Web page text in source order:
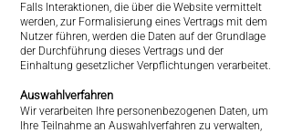
Falls Interaktionen, die über die Website vermittelt
werden, zur Formalisierung eines Vertrags mit dem
Nutzer führen, werden die Daten auf der Grundlage
der Durchführung dieses Vertrags und der
Einhaltung gesetzlicher Verpflichtungen verarbeitet.
Auswahlverfahren
Wir verarbeiten Ihre personenbezogenen Daten, um
Ihre Teilnahme an Auswahlverfahren zu verwalten,